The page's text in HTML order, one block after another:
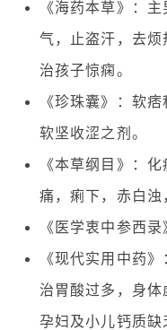
《海药本草》：
气，止盗汗，去烦
治孩子惊痫。
《珍珠囊》：软
软坚收涩之剂。
《本草纲目》：
痛，痢下，赤白浊
《医学衷中参西录
《现代实用中药
治胃酸过多，身
孕妇及小儿钙质缺